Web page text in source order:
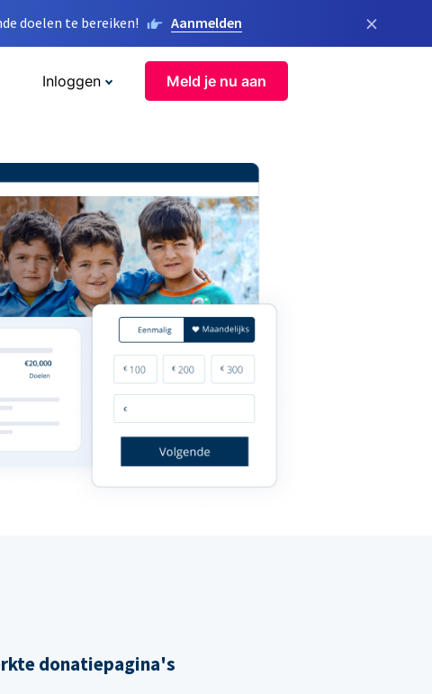
doelen te bereiken! Aanmelden ×
Inloggen Meld je nu aan
donatiepagina's